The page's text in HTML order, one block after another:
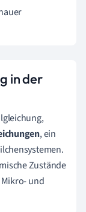
in der
, ein
Zustände
und